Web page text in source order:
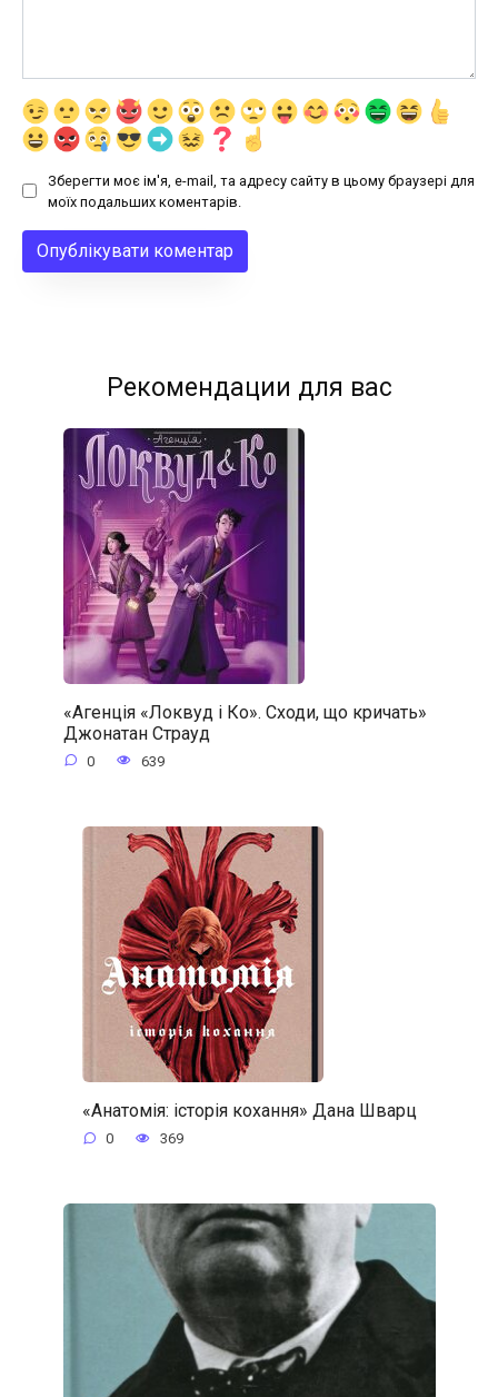
Зберегти моє ім'я, e-mail, та адресу сайту в цьому браузері для
моїх подальших коментарів.
Рекомендации для вас
«Агенція «Локвуд і Ко». Сходи, що кричать»
Джонатан Страуд
0 639
«Анатомія: історія кохання» Дана Шварц
0 369